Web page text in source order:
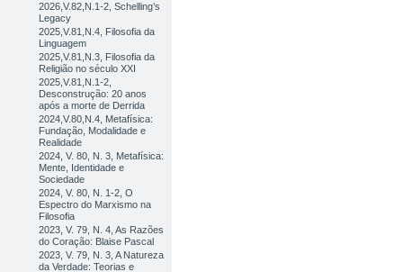
2026,V.82,N.1-2, Schelling’s
Legacy
2025,V.81,N.4, Filosofia da
Linguagem
2025,V.81,N.3, Filosofia da
Religião no século XXI
2025,V.81,N.1-2,
Desconstrução: 20 anos
após a morte de Derrida
2024,V.80,N.4, Metafísica:
Fundação, Modalidade e
Realidade
2024, V. 80, N. 3, Metafísica:
Mente, Identidade e
Sociedade
2024, V. 80, N. 1-2, O
Espectro do Marxismo na
Filosofia
2023, V. 79, N. 4, As Razões
do Coração: Blaise Pascal
2023, V. 79, N. 3, A Natureza
da Verdade: Teorias e